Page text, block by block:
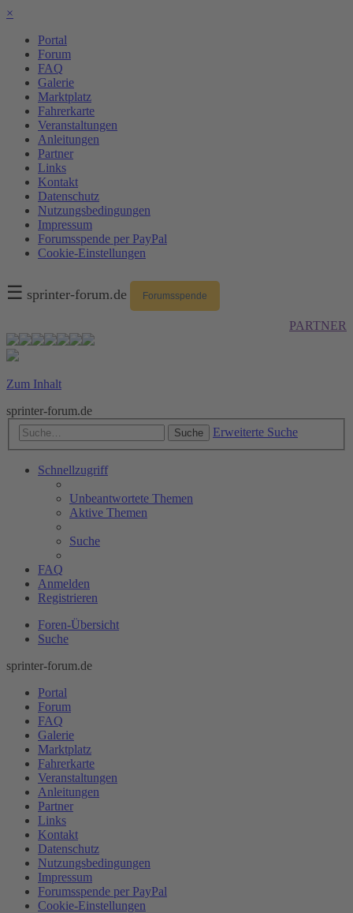
×
Portal
Forum
FAQ
Galerie
Marktplatz
Fahrerkarte
Veranstaltungen
Anleitungen
Partner
Links
Kontakt
Datenschutz
Nutzungsbedingungen
Impressum
Forumsspende per PayPal
Cookie-Einstellungen
☰ sprinter-forum.de Forumsspende
PARTNER
Zum Inhalt
sprinter-forum.de
Suche Erweiterte Suche
Schnellzugriff
Unbeantwortete Themen
Aktive Themen
Suche
FAQ
Anmelden
Registrieren
Foren-Übersicht
Suche
sprinter-forum.de
Portal
Forum
FAQ
Galerie
Marktplatz
Fahrerkarte
Veranstaltungen
Anleitungen
Partner
Links
Kontakt
Datenschutz
Nutzungsbedingungen
Impressum
Forumsspende per PayPal
Cookie-Einstellungen